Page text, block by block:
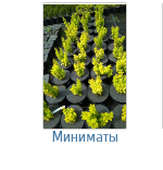
Миниматы